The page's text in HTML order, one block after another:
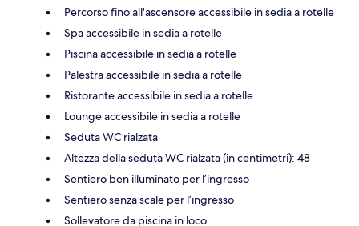
Percorso fino all'ascensore accessibile in sedia a rotelle
Spa accessibile in sedia a rotelle
Piscina accessibile in sedia a rotelle
Palestra accessibile in sedia a rotelle
Ristorante accessibile in sedia a rotelle
Lounge accessibile in sedia a rotelle
Seduta WC rialzata
Altezza della seduta WC rialzata (in centimetri): 48
Sentiero ben illuminato per l’ingresso
Sentiero senza scale per l’ingresso
Sollevatore da piscina in loco